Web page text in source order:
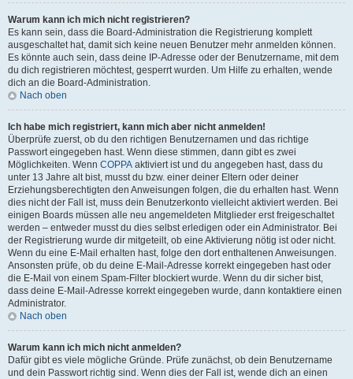
Warum kann ich mich nicht registrieren?
Es kann sein, dass die Board-Administration die Registrierung komplett
ausgeschaltet hat, damit sich keine neuen Benutzer mehr anmelden können.
Es könnte auch sein, dass deine IP-Adresse oder der Benutzername, mit dem
du dich registrieren möchtest, gesperrt wurden. Um Hilfe zu erhalten, wende
dich an die Board-Administration.
Nach oben
Ich habe mich registriert, kann mich aber nicht anmelden!
Überprüfe zuerst, ob du den richtigen Benutzernamen und das richtige
Passwort eingegeben hast. Wenn diese stimmen, dann gibt es zwei
Möglichkeiten. Wenn COPPA aktiviert ist und du angegeben hast, dass du
unter 13 Jahre alt bist, musst du bzw. einer deiner Eltern oder deiner
Erziehungsberechtigten den Anweisungen folgen, die du erhalten hast. Wenn
dies nicht der Fall ist, muss dein Benutzerkonto vielleicht aktiviert werden. Bei
einigen Boards müssen alle neu angemeldeten Mitglieder erst freigeschaltet
werden – entweder musst du dies selbst erledigen oder ein Administrator. Bei
der Registrierung wurde dir mitgeteilt, ob eine Aktivierung nötig ist oder nicht.
Wenn du eine E-Mail erhalten hast, folge den dort enthaltenen Anweisungen.
Ansonsten prüfe, ob du deine E-Mail-Adresse korrekt eingegeben hast oder
die E-Mail von einem Spam-Filter blockiert wurde. Wenn du dir sicher bist,
dass deine E-Mail-Adresse korrekt eingegeben wurde, dann kontaktiere einen
Administrator.
Nach oben
Warum kann ich mich nicht anmelden?
Dafür gibt es viele mögliche Gründe. Prüfe zunächst, ob dein Benutzername
und dein Passwort richtig sind. Wenn dies der Fall ist, wende dich an einen